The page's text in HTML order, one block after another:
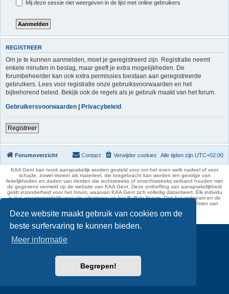
Deze website maakt gebruik van cookies om de
beste surfervaring te kunnen bieden.
Meer informatie
Begrepen!
Mij deze sessie niet weergeven in de lijst met online gebruikers
REGISTREER
Om je te kunnen aanmelden, moet je geregistreerd zijn. Registratie neemt
enkele minuten in beslag, maar geeft je extra mogelijkheden. De
forumbeheerder kan ook extra permissies toestaan aan geregistreerde
gebruikers. Lees voor registratie onze gebruiksvoorwaarden en het
bijbehorend beleid. Bekijk ook de regels als je gebruik maakt van het forum.
Gebruikersvoorwaarden | Privacybeleid
Registreer
Forumoverzicht Alle tijden zijn UTC+02:00
Verwijder cookies
Contact
KAA Gent kan nooit aansprakelijk worden gesteld voor om het even welk nadeel of voor
schade, zowel moreel als materieel, die toegebracht kan worden ten gevolge van
feitelijkheden en daden van derden die rechtstreeks of onrechtstreeks verband houden met
de gegevens vermeld op de website van KAA Gent. Deze ontheffing van aansprakelijkheid
geldt inzonderheid voor het forum, waarvan KAA Gent zich volledig distantieert. Elk individu
is dus verantwoordelijk voor zijn uitlatingen op het Buffalo Forum. Ook het webteam en de
moderators kunnen niet aansprakelijk gesteld worden voor de inhoud van berichten van
phpBB Two Factor Authentication ©paul999